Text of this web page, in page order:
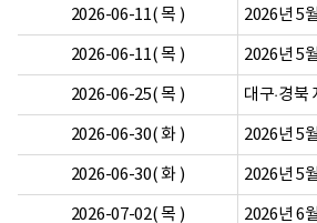
2026-06-11( 목 ) 2026년 5
2026-06-11( 목 ) 2026년 5
2026-06-25( 목 ) 대구·경북
2026-06-30( 화 ) 2026년 5
2026-06-30( 화 ) 2026년 5
2026-07-02( 목 ) 2026년 6